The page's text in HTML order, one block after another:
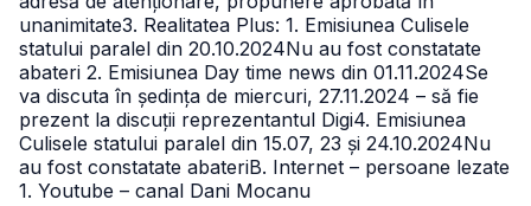
unanimitate3. Realitatea Plus: 1. Emisiunea Culisele
statului paralel din 20.10.2024Nu au fost constatate
abateri 2. Emisiunea Day time news din 01.11.2024Se
va discuta în ședința de miercuri, 27.11.2024 – să fie
prezent la discuții reprezentantul Digi4. Emisiunea
Culisele statului paralel din 15.07, 23 și 24.10.2024Nu
au fost constatate abateriB. Internet – persoane lezate
1. Youtube – canal Dani Mocanu